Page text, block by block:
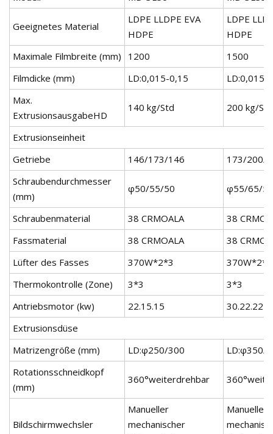
Geeignetes Material
LDPE LLDPE EVA
HDPE
LDPE
HDPE
Maximale Filmbreite (mm)
1200
1500
Filmdicke (mm)
LD:0,015-0,15
LD:0,015-
Max.
ExtrusionsausgabeHD
140 kg/Std 200 kg/Std
Extrusionseinheit
Getriebe
146/173/146
173/200/
Schraubendurchmesser
(mm)
φ50/55/50 φ55/65/55
Schraubenmaterial 38 CRMOALA
38
Fassmaterial
38 CRMOALA
38
Lüfter des Fasses
370W*2*3
370W*2*3
Thermokontrolle (Zone)
3*3
3*3
Antriebsmotor (kw)
22.15.15
30.22.22
Extrusionsdüse
Matrizengröße (mm)
LD:φ250/300
LD:φ350/
Rotationsschneidkopf
(mm)
360°weiterdrehbar
Bildschirmwechsler
Manueller
mechanischer
Manueller